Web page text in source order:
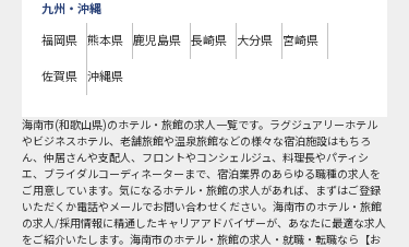
九州・沖縄
福岡県 熊本県 鹿児島県 長崎県 大分県 宮崎県
佐賀県 沖縄県
海南市(和歌山県)のホテル・旅館の求人一覧です。ラグジュアリーホテル
やビジネスホテル、老舗旅館や温泉旅館などの様々な宿泊施設はもちろ
ん、仲居さんや支配人、フロントやコンシェルジュ、料理長やパティシ
エ、ブライダルコーディネーターまで、宿泊業界のあらゆる職種の求人を
ご用意しています。気になるホテル・旅館の求人があれば、まずはご登録
いただくか電話やメールでお問い合わせください。海南市のホテル・旅館
の求人/採用情報に精通したキャリアアドバイザーが、あなたに最適な求人
をご紹介いたします。海南市のホテル・旅館の求人・就職・転職なら【お